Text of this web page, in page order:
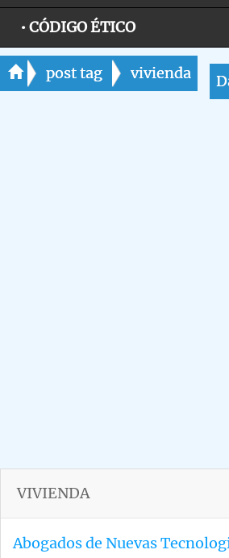
• CÓDIGO ÉTICO
post tag vivienda
VIVIENDA
Abogados de Nuevas